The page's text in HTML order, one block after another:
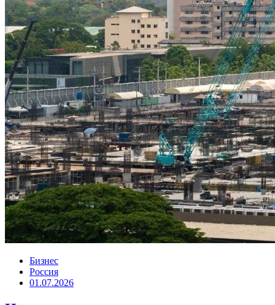
Бизнес
Россия
01.07.2026